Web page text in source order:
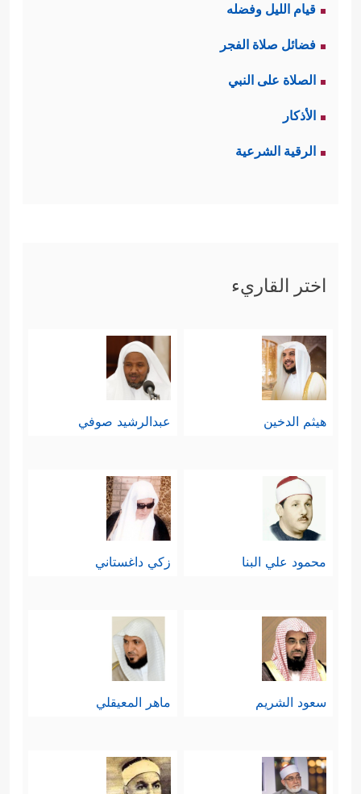
قيام الليل وفضله
فضائل صلاة الفجر
الصلاة على النبي
الأذكار
الرقية الشرعية
اختر القاريء
هيثم الدخين عبدالرشيد صوفي
محمود علي البنا زكي داغستاني
سعود الشريم ماهر المعيقلي